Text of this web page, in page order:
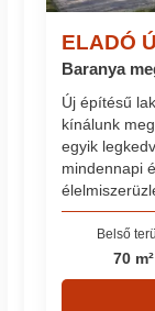
ELADÓ
Baranya
Új építésű
kínálunk
egyik
mindennapi
Belső
70 m²